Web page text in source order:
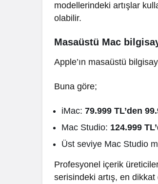
modellerindeki artışlar
olabilir.
Masaüstü Mac
Apple’ın masaüstü
Buna göre;
iMac:79.999 TL’den
Mac Studio: 124.999
Üst seviye Mac Studio
Profesyonel içerik
serisindeki artış, en dikkat